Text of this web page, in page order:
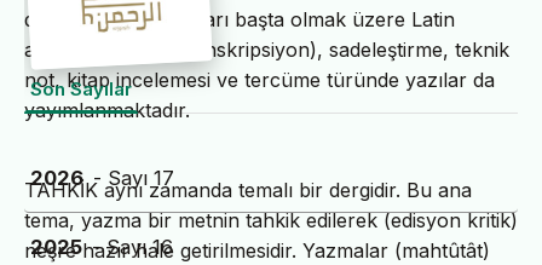
değerlendirme yazıları başta olmak üzere Latin
alfabesine nakil (transkripsiyon), sadeleştirme, teknik
not, kitap incelemesi ve tercüme türünde yazılar da
yayımlanmaktadır.
TAHKİK aynı zamanda temalı bir dergidir. Bu ana
tema, yazma bir metnin tahkik edilerek (edisyon kritik)
neşre hazır hale getirilmesidir. Yazmalar (mahtûtât)
Son Sayılar
2026 - Sayı 17
2025 - Sayı 16